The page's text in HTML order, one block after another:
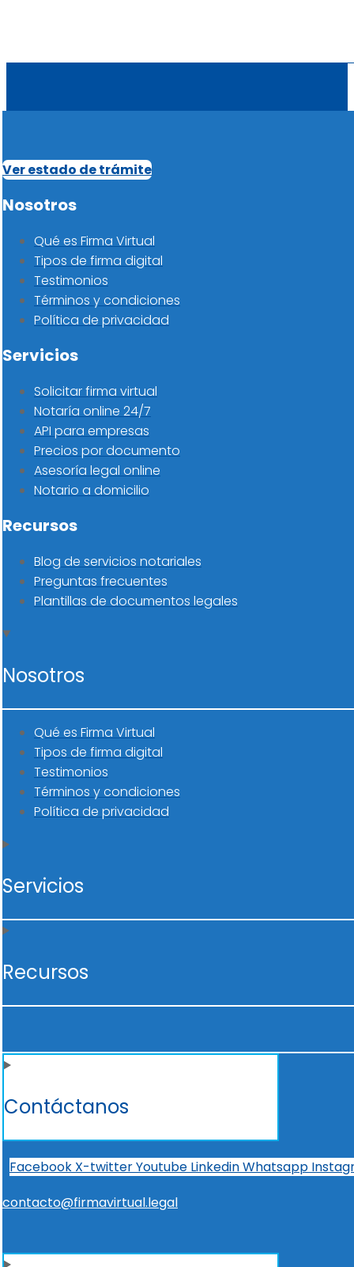
Ver estado de trámite
Nosotros
Qué es Firma Virtual
Tipos de firma digital
Testimonios
Términos y condiciones
Política de privacidad
Servicios
Solicitar firma virtual
Notaría online 24/7
API para empresas
Precios por documento
Asesoría legal online
Notario a domicilio
Recursos
Blog de servicios notariales
Preguntas frecuentes
Plantillas de documentos legales
Nosotros
Qué es Firma Virtual
Tipos de firma digital
Testimonios
Términos y condiciones
Política de privacidad
Servicios
Recursos
Contáctanos
Facebook X-twitterYoutube LinkedinWhatsapp
contacto@firmavirtual.legal